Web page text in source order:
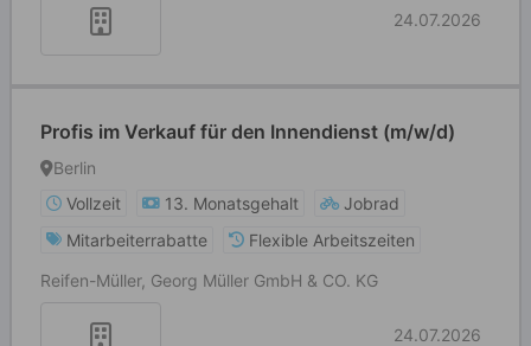
24.07.2026
Profis im Verkauf für den Innendienst (m/w/d)
Berlin
Vollzeit
13. Monatsgehalt
Jobrad
Mitarbeiterrabatte
Flexible Arbeitszeiten
Reifen-Müller, Georg Müller GmbH & CO. KG
24.07.2026